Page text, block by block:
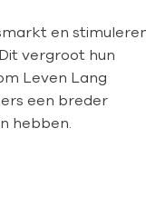
en
vergroot hun
Leven Lang
een breder
hebben.